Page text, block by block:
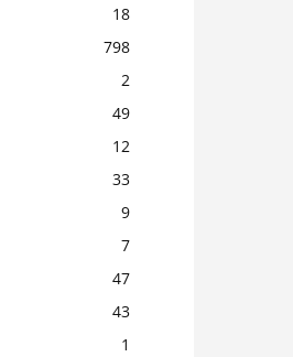
18
798
2
49
12
33
9
7
47
43
1